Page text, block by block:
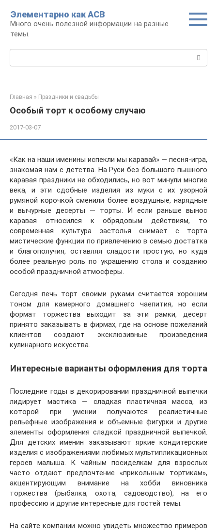
контенту
Элементарно как ACB
Много очень полезной информации на разные
темы.
Главная » Праздники и свадьбы
Особый торт к особому случаю
2017-03-07
«Как на наши именины испекли мы каравай» — песня-игра,
знакомая нам с детства. На Руси без большого пышного
каравая праздники не обходились, но вот минули многие
века, и эти сдобные изделия из муки с их узорной
румяной корочкой сменили более воздушные, нарядные
и вычурные десерты — торты. И если раньше вынос
каравая относился к обрядовым действиям, то
современная культура застолья снимает с торта
мистические функции по привлечению в семью достатка
и благополучия, оставляя сладости простую, но куда
более реальную роль по украшению стола и созданию
особой праздничной атмосферы.
Сегодня печь торт своими руками считается хорошим
тоном для камерного домашнего чаепития, но если
формат торжества выходит за эти рамки, десерт
принято заказывать в фирмах, где на основе пожеланий
клиентов создают эксклюзивные произведения
кулинарного искусства.
Интересные варианты оформления для торта
Последние годы в декорировании праздничной выпечки
лидирует мастика — сладкая пластичная масса, из
которой при умении получаются реалистичные
рельефные изображения и объемные фигурки и другие
элементы оформления сладкой праздничной выпечкой.
Для детских именин заказывают яркие кондитерские
изделия с изображениями любимых мультипликационных
героев малыша. К чайным посиделкам для взрослых
часто отдают предпочтение «прикольным тортикам»,
акцентирующим внимание на хобби виновника
торжества (рыбалка, охота, садоводство), на его
профессию и другие интересные для гостей темы.
На сайте компании можно увидеть множество примеров